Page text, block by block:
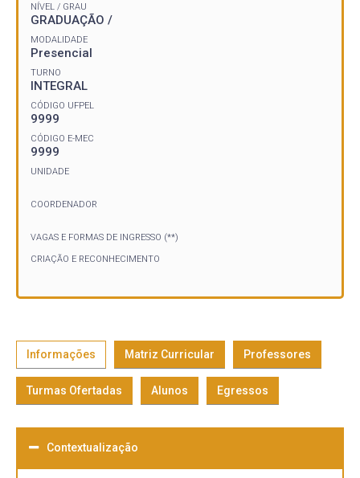
NÍVEL / GRAU
GRADUAÇÃO /
MODALIDADE
Presencial
TURNO
INTEGRAL
CÓDIGO UFPEL
9999
CÓDIGO E-MEC
9999
UNIDADE
COORDENADOR
VAGAS E FORMAS DE INGRESSO (**)
CRIAÇÃO E RECONHECIMENTO
Informações Matriz Curricular Professores
Turmas Ofertadas Alunos Egressos
Contextualização